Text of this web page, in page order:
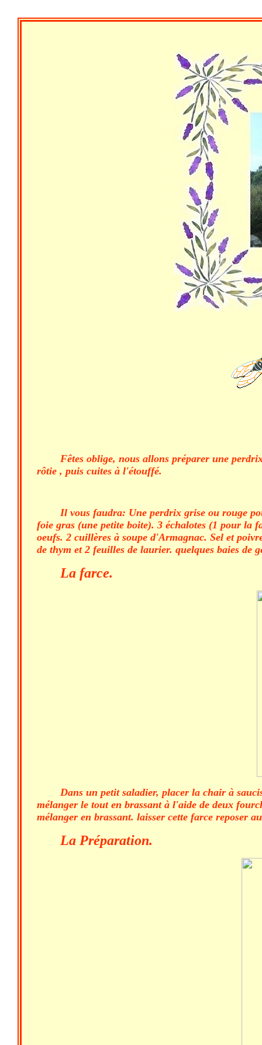
Fêtes oblige, nous allons préparer une
rôtie , puis cuites à l'étouffé.
Il vous faudra: Une perdrix grise ou rouge
foie gras (une petite boite). 3 échalotes (1 pour la
oeufs. 2 cuillères à soupe d'Armagnac. Sel et
de thym et 2 feuilles de laurier. quelques baies de
La farce.
Dans un petit saladier, placer la chair à
mélanger le tout en brassant à l'aide de deux
mélanger en brassant. laisser cette farce reposer
La Préparation.